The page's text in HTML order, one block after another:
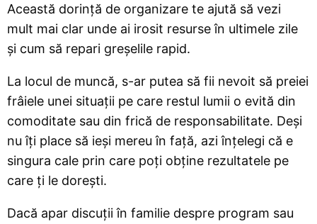
Această dorință de organizare te ajută să vezi
mult mai clar unde ai irosit resurse în ultimele zile
și cum să repari greșelile rapid.
La locul de muncă, s-ar putea să fii nevoit să preiei
frâiele unei situații pe care restul lumii o evită din
comoditate sau din frică de responsabilitate. Deși
nu îți place să ieși mereu în față, azi înțelegi că e
singura cale prin care poți obține rezultatele pe
care ți le dorești.
Dacă apar discuții în familie despre program sau